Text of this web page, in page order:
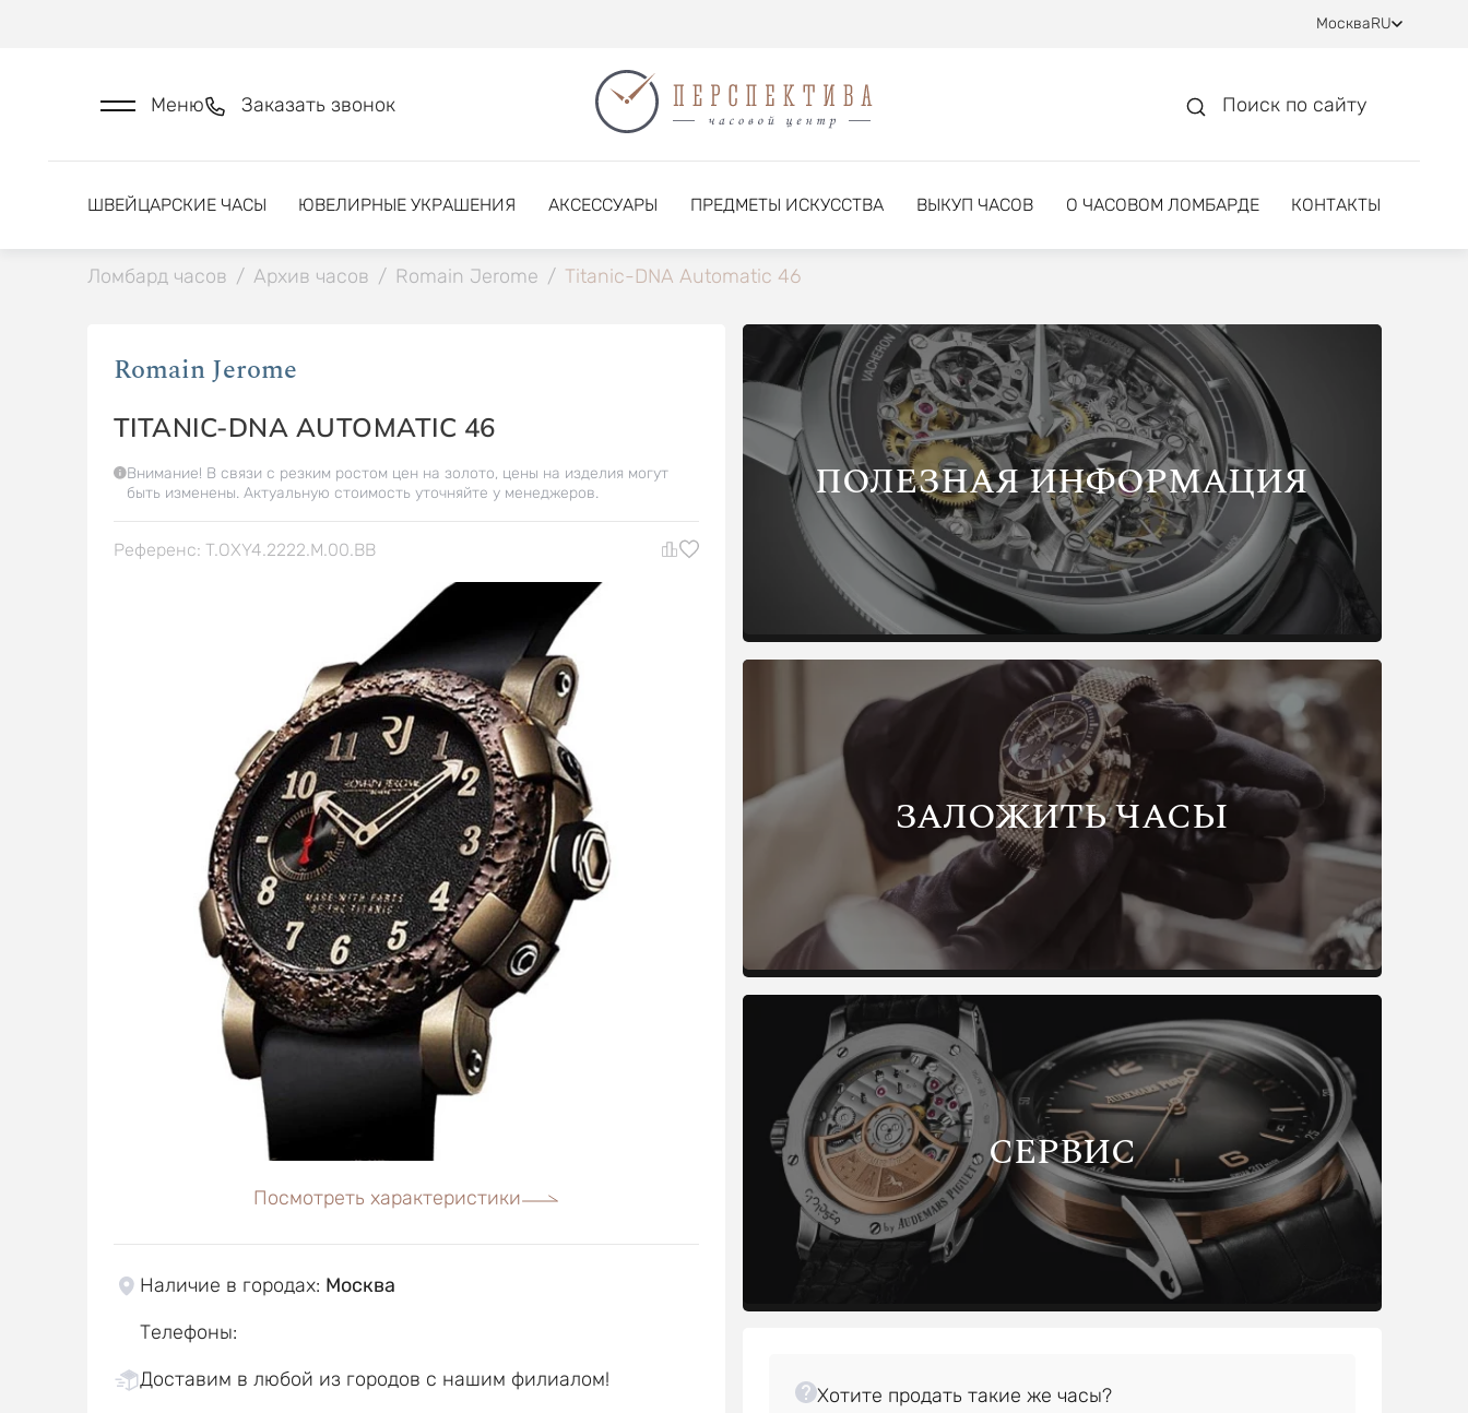
МоскваRU
Меню Заказать звонок Поиск по сайту
ШВЕЙЦАРСКИЕ ЧАСЫ ЮВЕЛИРНЫЕ УКРАШЕНИЯ АКСЕССУАРЫ ПРЕДМЕТЫ ИСКУССТВА ВЫКУП ЧАСОВ О ЧАСОВОМ ЛОМБАРДЕ КОНТАКТЫ
Ломбард часов / Архив часов / Romain Jerome / Titanic-DNA Automatic 46
Romain Jerome
TITANIC-DNA AUTOMATIC 46
Внимание! В связи с резким ростом цен на золото, цены на изделия могут
быть изменены. Актуальную стоимость уточняйте у менеджеров.
Референс: T.OXY4.2222.M.00.BB
Посмотреть характеристики
Наличие в городах: Москва
Телефоны:
Доставим в любой из городов с нашим филиалом!
ПОЛЕЗНАЯ ИНФОРМАЦИЯ
ЗАЛОЖИТЬ ЧАСЫ
СЕРВИС